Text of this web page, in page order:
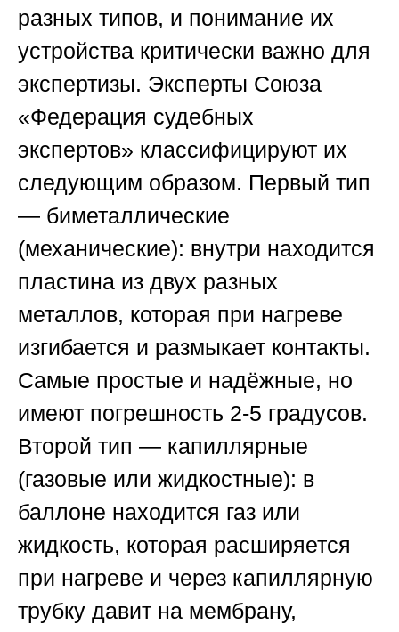
разных типов, и понимание их
устройства критически важно для
экспертизы. Эксперты Союза
«Федерация судебных
экспертов» классифицируют их
следующим образом. Первый тип
— биметаллические
(механические): внутри находится
пластина из двух разных
металлов, которая при нагреве
изгибается и размыкает контакты.
Самые простые и надёжные, но
имеют погрешность 2-5 градусов.
Второй тип — капиллярные
(газовые или жидкостные): в
баллоне находится газ или
жидкость, которая расширяется
при нагреве и через капиллярную
трубку давит на мембрану,